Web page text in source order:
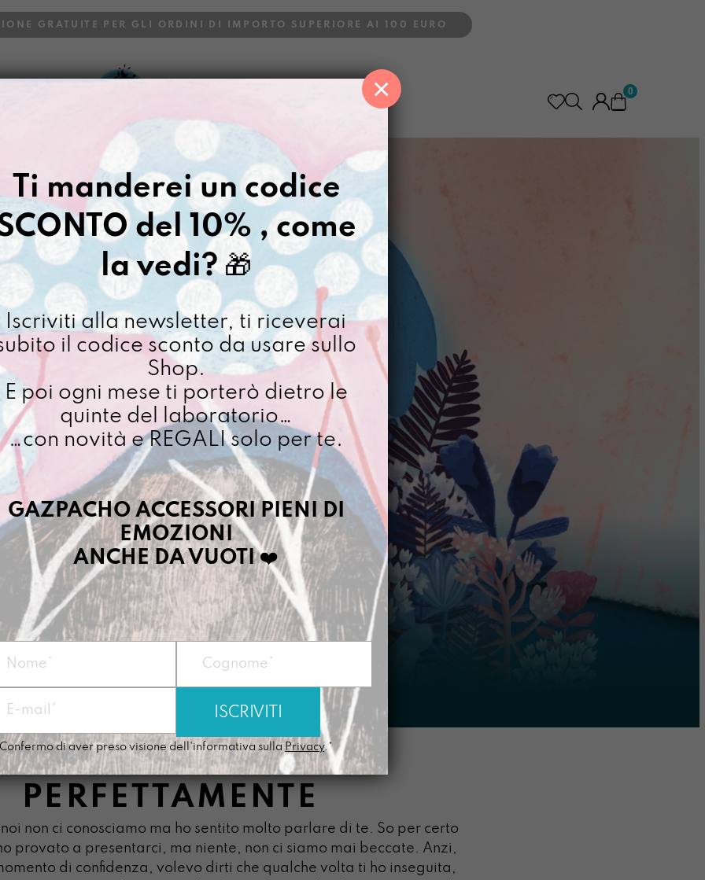
GRATUITE PER GLI ORDINI DI IMPORTO SUPERIORE AI 100 EURO
0
PERFETTAMENTE
non ci conosciamo ma ho sentito molto parlare di te. So per certo
provato a presentarci, ma niente, non ci siamo mai beccate. Anzi,
di confidenza, volevo dirti che qualche volta ti ho inseguita,
Ti manderei un codice
del 10% , come
la vedi?🎁
Iscriviti alla newsletter, ti riceverai
il codice sconto da usare sullo
Shop.
E poi ogni mese ti porterò dietro le
quinte del laboratorio…
…con novità e REGALI solo per te.
GAZPACHO ACCESSORI PIENI DI
EMOZIONI
ANCHE DA VUOTI❤️
Confermo di aver preso visione dell'informativa sulla Privacy.*
×